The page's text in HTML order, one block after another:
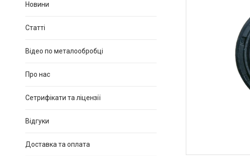
Новини
Статті
Відео по металообробці
Про нас
Сетрифікати та ліцензії
Відгуки
Доставка та оплата